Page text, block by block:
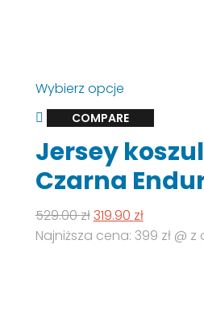
Wybierz opcjeTen
produkt
ma
wiele
wariantów.
Opcje
można
wybrać
COMPARE
Jersey
Czarna
529.00złPierwotna
cena
319.90 złAktualna
cena
Najniższa cena: 399 zł @